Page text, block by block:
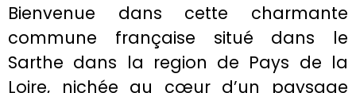
Bienvenue dans cette charmante
commune française situé dans le
Sarthe dans la region de Pays de la
Loire, nichée au cœur d’un paysage